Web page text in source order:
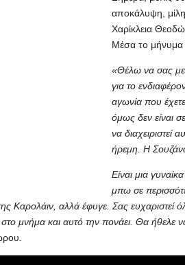
αποκάλυψη,
Χαρίκλεια
Μέσα το μήνυμα
«Θέλω να σας
για το
αγωνία που
όμως δεν είναι
να διαχειριστεί
ήρεμη. Η Σουζάνα
Είναι μια
μπω σε
Καρολάιν, αλλά έφυγε. Σας ευχαριστεί
μνήμα και αυτό την πονάει. Θα ήθελε να